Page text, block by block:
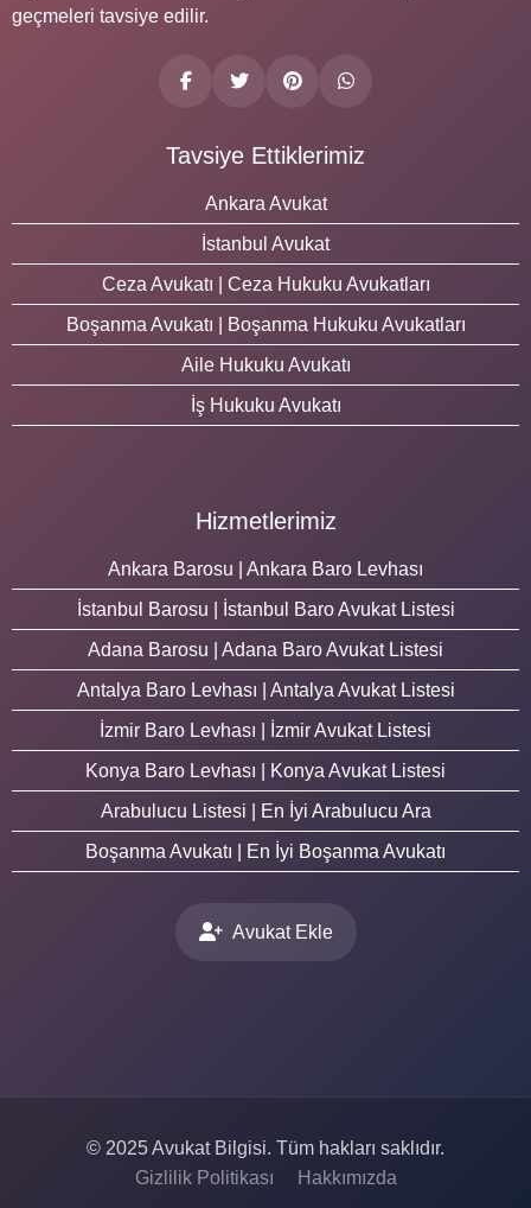
geçmeleri tavsiye edilir.
Tavsiye Ettiklerimiz
Ankara Avukat
İstanbul Avukat
Ceza Avukatı | Ceza Hukuku Avukatları
Boşanma Avukatı | Boşanma Hukuku Avukatları
Aile Hukuku Avukatı
İş Hukuku Avukatı
Hizmetlerimiz
Ankara Barosu | Ankara Baro Levhası
İstanbul Barosu | İstanbul Baro Avukat Listesi
Adana Barosu | Adana Baro Avukat Listesi
Antalya Baro Levhası | Antalya Avukat Listesi
İzmir Baro Levhası | İzmir Avukat Listesi
Konya Baro Levhası | Konya Avukat Listesi
Arabulucu Listesi | En İyi Arabulucu Ara
Boşanma Avukatı | En İyi Boşanma Avukatı
Avukat Ekle
© 2025 Avukat Bilgisi. Tüm hakları saklıdır.
Gizlilik Politikası
Hakkımızda